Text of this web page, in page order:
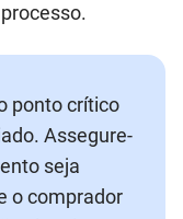
ponto crítico
Assegure-
seja
o comprador